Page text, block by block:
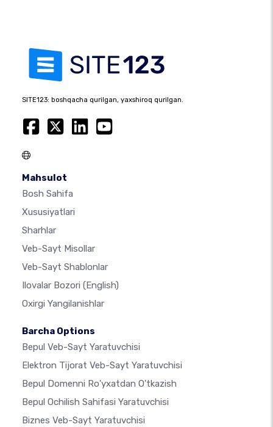
SITE123: boshqacha qurilgan, yaxshiroq qurilgan.
Mahsulot
Bosh Sahifa
Xususiyatlari
Sharhlar
Veb-Sayt Misollar
Veb-Sayt Shablonlar
Ilovalar Bozori (English)
Oxirgi Yangilanishlar
Barcha Options
Bepul Veb-Sayt Yaratuvchisi
Elektron Tijorat Veb-Sayt Yaratuvchisi
Bepul Domenni Ro'yxatdan O'tkazish
Bepul Ochilish Sahifasi Yaratuvchisi
Biznes Veb-Sayt Yaratuvchisi